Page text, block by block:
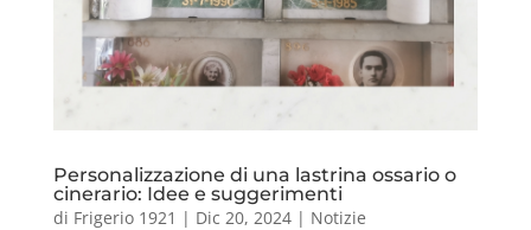
Personalizzazione di una lastrina ossario o
cinerario: Idee e suggerimenti
di Frigerio 1921 | Dic 20, 2024| Notizie